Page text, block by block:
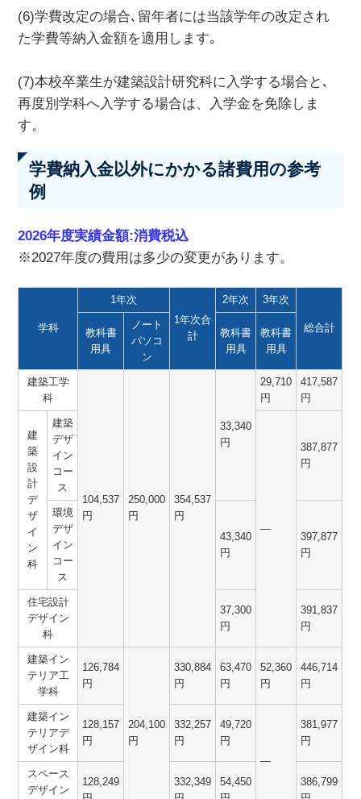
(6)学費改定の場合､留年者には当該学年の改定され
た学費等納入金額を適用します｡
(7)本校卒業生が建築設計研究科に入学する場合と､
再度別学科へ入学する場合は、入学金を免除しま
す。
学費納入金以外にかかる諸費用の参考
例
2026年度実績金額:消費税込
※2027年度の費用は多少の変更があります。
学科
1年次
1年次合
計
2年次 3年次
総合計
教科書
用具
ノート
パソコ
ン
教科書
用具
教科書
用具
建築工学
科
104,537
円
250,000
円
354,537
円
33,340
円
29,710
円
417,587
円
建
築
設
計
デ
ザ
イ
ン
科
建築
デザ
イン
コー
ス
―
387,877
円
環境
デザ
イン
コー
ス
43,340
円
397,877
円
住宅設計
デザイン
科
37,300
円
391,837
円
建築イン
テリア工
学科
126,784
円
204,100
円
330,884
円
63,470
円
52,360
円
446,714
円
建築イン
テリアデ
ザイン科
128,157
円
332,257
円
49,720
円
―
381,977
円
スペース
デザイン
128,249
332,349
54,450
386,799